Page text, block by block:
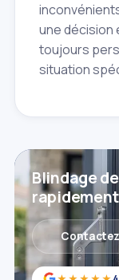
une décision
toujours
situation
Blindage